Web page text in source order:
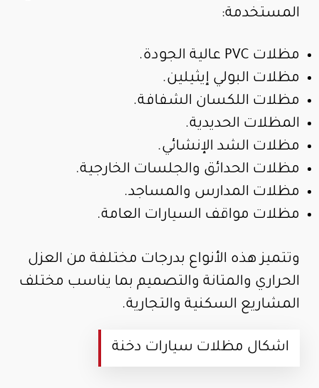
المستخدمة:
مظلات PVC عالية الجودة.
مظلات البولي إيثيلين.
مظلات اللكسان الشفافة.
المظلات الحديدية.
مظلات الشد الإنشائي.
مظلات الحدائق والجلسات الخارجية.
مظلات المدارس والمساجد.
مظلات مواقف السيارات العامة.
وتتميز هذه الأنواع بدرجات مختلفة من العزل
الحراري والمتانة والتصميم بما يناسب مختلف
المشاريع السكنية والتجارية.
اشكال مظلات سيارات دخنة